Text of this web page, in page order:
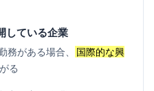
している企業
務がある場合、
国際的な興
る